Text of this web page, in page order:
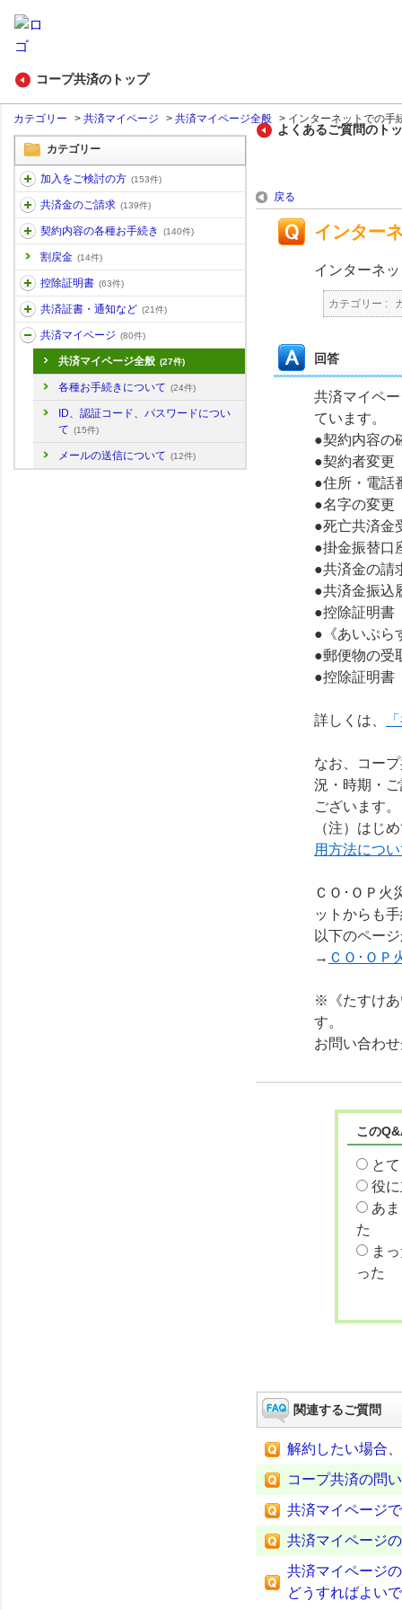
コープ共済のトップ
カテゴリー > 共済マイページ > 共済マイページ全般 > インターネットでの手
カテゴリー
加入をご検討の方 (153件)
共済金のご請求 (139件)
契約内容の各種お手続き (140件)
割戻金 (14件)
控除証明書 (63件)
共済証書・通知など (21件)
共済マイページ (80件)
共済マイページ全般 (27件)
各種お手続きについて (24件)
ID、認証コード、パスワードについ
て (15件)
メールの送信について (12件)
よくあるご質問のト
戻る
インター
インターネ
カテゴリー :
回答
共済マイペ
ています。
●契約内容の
●契約者変更
●住所・電話
●名字の変更
●死亡共済金
●掛金振替口
●共済金の請
●共済金振込
●控除証明書
●《あいぷら
●郵便物の受
●控除証明書
詳しくは、
なお、コー
況・時期・
ございます。
（注）はじ
用方法につ
ＣＯ･ＯＰ火
ットからも
以下のペー
→ ＣＯ･ＯＰ
※《たすけあ
す。
お問い合わ
この
と
役
あ
た
ま
った
関連するご質問
解約したい場合
コープ共済の問
共済マイページ
共済マイページ
共済マイページ
どうすればよい